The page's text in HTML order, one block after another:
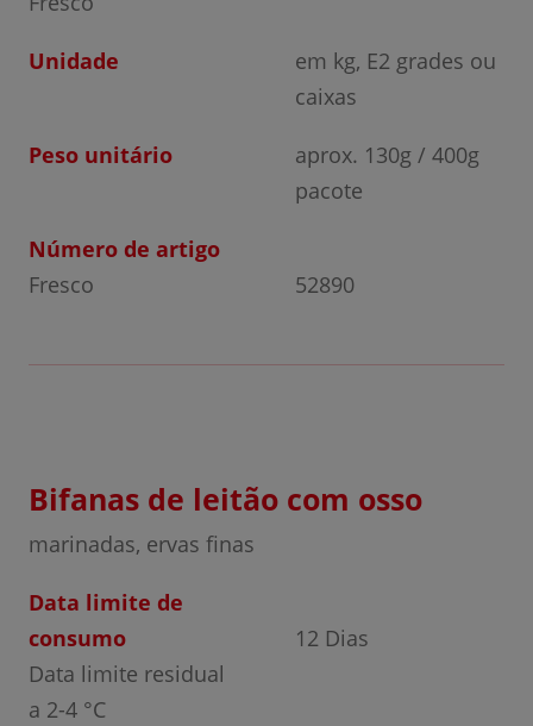
Unidade
em kg, E2 grades ou
caixas
Peso unitário
aprox. 130g / 400g
pacote
Número de artigo
Fresco
52890
Bifanas de leitão com osso
marinadas, ervas finas
Data limite de
consumo
Data limite residual
a 2-4 °C
12 Dias